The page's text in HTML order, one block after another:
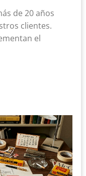
de 20 años
clientes.
el